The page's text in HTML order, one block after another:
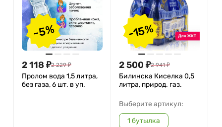
-5%
2 118 ₽2 229 ₽
Пролом вода 1,5 литра,
без газа, 6 шт. в уп.
-15%
2 500 ₽2 941 ₽
Билинска Киселка 0,5
литра, природ. газ.
Выберите артикул:
1 бутылка